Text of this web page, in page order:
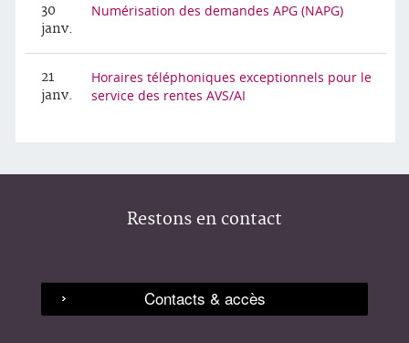
30
janv.
Numérisation des demandes APG (NAPG)
21
janv.
Horaires téléphoniques exceptionnels pour le
service des rentes AVS/AI
Restons en contact